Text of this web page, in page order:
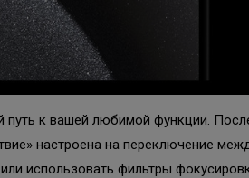
к вашей любимой функции.
настроена на переключение
использовать фильтры